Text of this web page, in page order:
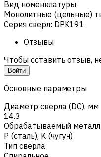
Вид номенклатуры
Монолитные (цельные)
Серия сверл: DPK191
Отзывы
Чтобы оставить отзыв,
Войти
Основные параметры
Диаметр сверла (DC), мм
14.3
Обрабатываемый металл
Р (сталь), K (чугун)
Тип сверла